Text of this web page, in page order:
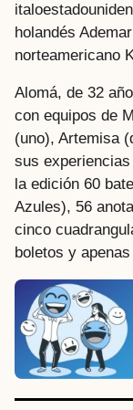
holandés
norteamericano
Alomá, de 32
con equipos de
(uno), Artemisa
sus
la edición 60
Azules), 56
cinco
boletos y